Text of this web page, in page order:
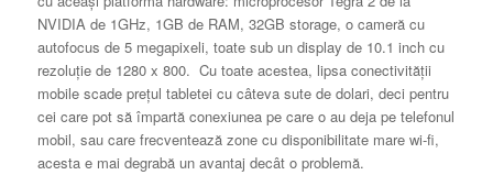
NVIDIA de 1GHz, 1GB de RAM, 32GB storage, o cameră cu
autofocus de 5 megapixeli, toate sub un display de 10.1 inch cu
rezoluţie de 1280 x 800. Cu toate acestea, lipsa conectivităţii
mobile scade preţul tabletei cu câteva sute de dolari, deci pentru
cei care pot să împartă conexiunea pe care o au deja pe telefonul
mobil, sau care frecventează zone cu disponibilitate mare wi-fi,
acesta e mai degrabă un avantaj decât o problemă.